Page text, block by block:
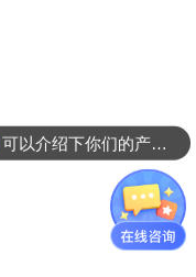
你们是怎么收费的呢？